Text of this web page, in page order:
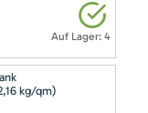
Auf Lager: 4
kg/qm)